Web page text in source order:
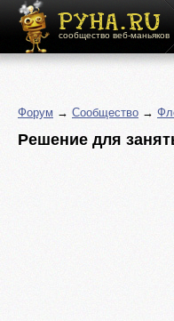
сообщество веб-маньяков
Форум → Сообщество →
Решение для